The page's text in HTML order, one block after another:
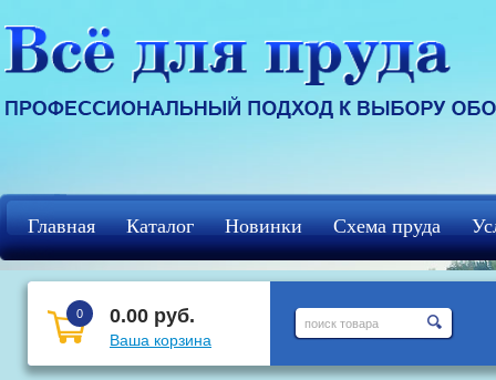
Главная Каталог Новинки Схема пруда
Регистрация кцф
0 0.00 руб.
Ваша корзина